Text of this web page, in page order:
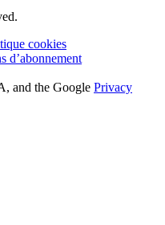
cookies
d’abonnement
and the Google Privacy